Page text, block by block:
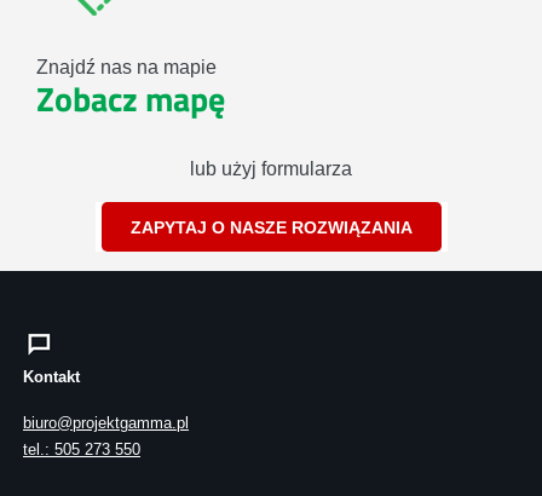
Znajdź nas na mapie
Zobacz mapę
lub użyj formularza
ZAPYTAJ O NASZE ROZWIĄZANIA
Kontakt
biuro@projektgamma.pl
tel.: 505 273 550